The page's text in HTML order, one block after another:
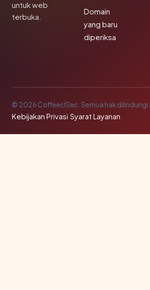
untuk web
terbuka.
Domain
yang baru
diperiksa
© 2026 CoffeeclSec. Semua hak dilindungi.
Kebijakan Privasi·Syarat Layanan